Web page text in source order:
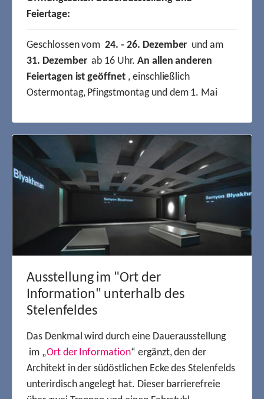
Ausstellung im "Ort der
Information" unterhalb des
Stelenfeldes
Das Denkmal wird durch eine Dauerausstellung
im „Ort der Information“ ergänzt, den der
Architekt in der südöstlichen Ecke des Stelenfelds
unterirdisch angelegt hat. Dieser barrierefreie
Feiertage:
Geschlossen vom24. - 26. Dezember und am
31. Dezemberab 16 Uhr. An allen anderen
Feiertagen ist geöffnet, einschließlich
Ostermontag, Pfingstmontag und dem 1. Mai